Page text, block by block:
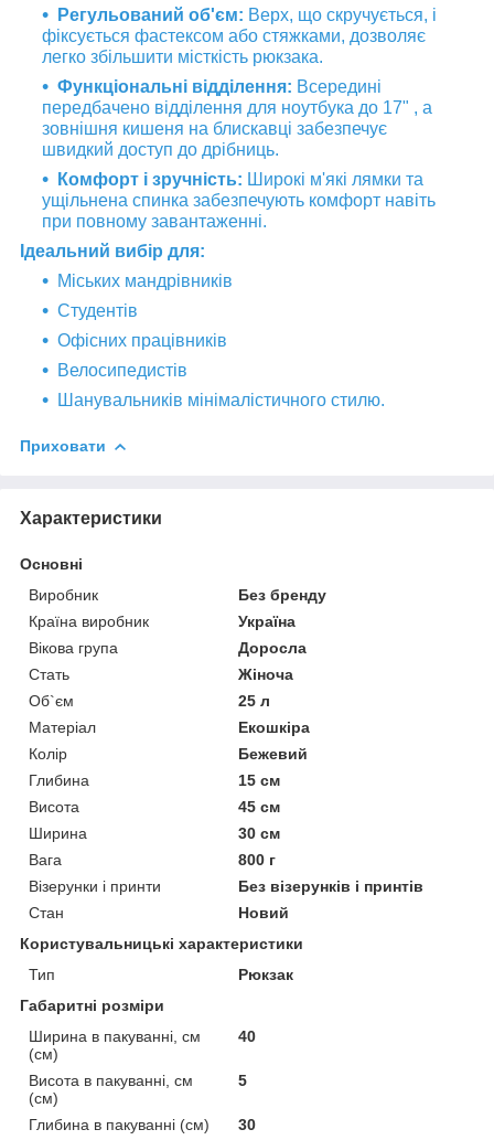
Регульований об'єм: Верх, що скручується, і
фіксується фастексом або стяжками, дозволяє
легко збільшити місткість рюкзака.
Функціональні відділення: Всередині
передбачено відділення для ноутбука до 17" , а
зовнішня кишеня на блискавці забезпечує
швидкий доступ до дрібниць.
Комфорт і зручність: Широкі м'які лямки та
ущільнена спинка забезпечують комфорт навіть
при повному завантаженні.
Ідеальний вибір для:
Міських мандрівників
Студентів
Офісних працівників
Велосипедистів
Шанувальників мінімалістичного стилю.
Приховати
Характеристики
Основні
Виробник
Без бренду
Країна виробник
Україна
Вікова група
Доросла
Стать
Жіноча
Об`єм
25 л
Матеріал
Екошкіра
Колір
Бежевий
Глибина
15 см
Висота
45 см
Ширина
30 см
Вага
800 г
Візерунки і принти
Без візерунків і принтів
Стан
Новий
Користувальницькі характеристики
Тип
Рюкзак
Габаритні розміри
Ширина в пакуванні, см
(см)
40
Висота в пакуванні, см
(см)
5
Глибина в пакуванні (см) 30